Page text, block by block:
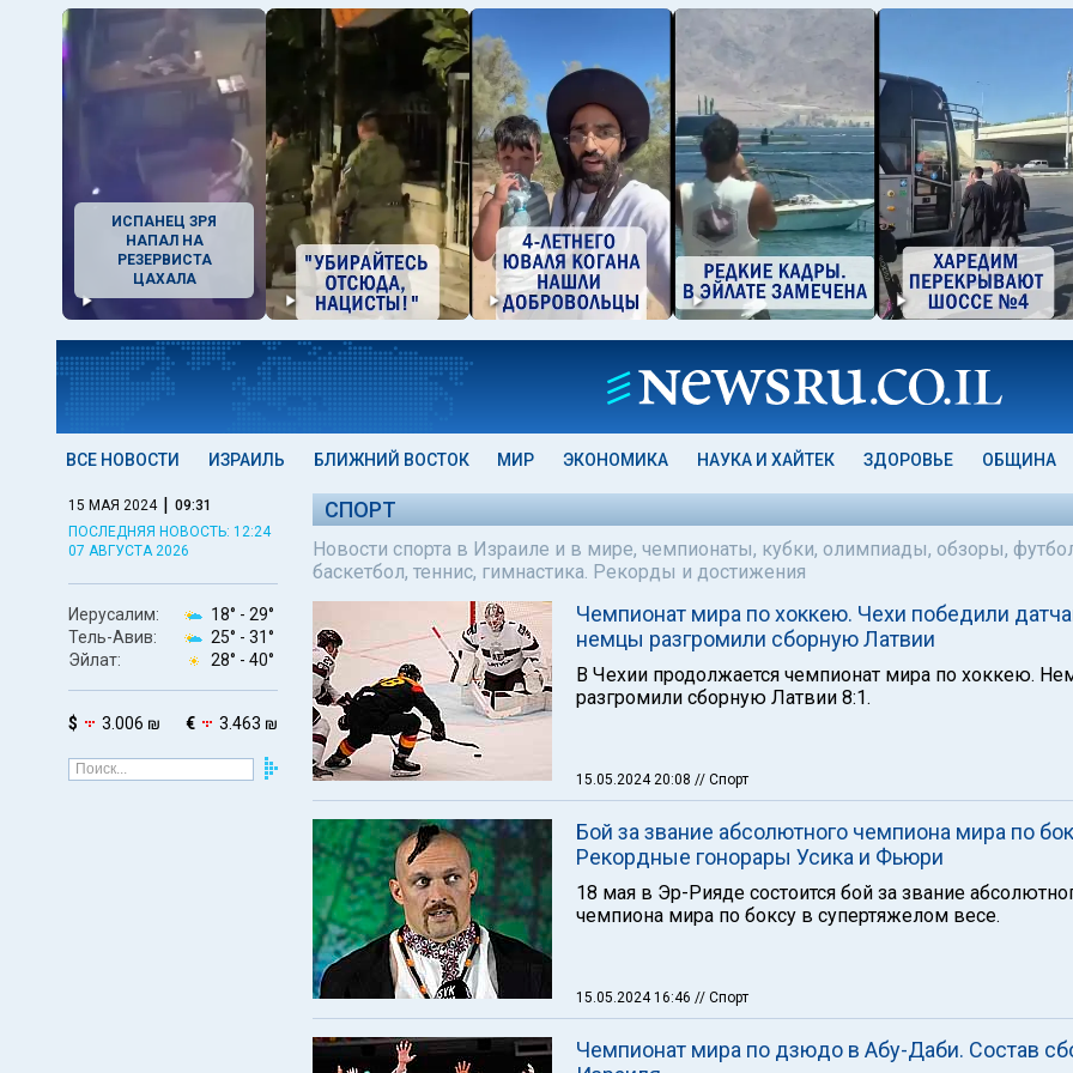
ИСПАНЕЦ ЗРЯ
НАПАЛ НА
РЕЗЕРВИСТА
ЦАХАЛА
ВСЕ НОВОСТИ ИЗРАИЛЬ БЛИЖНИЙ ВОСТОК МИР ЭКОНОМИКА НАУКА И ХАЙТЕК ЗДОРОВЬЕ ОБЩИНА
15 МАЯ 2024 | 09:31
ПОСЛЕДНЯЯ НОВОСТЬ: 12:24
07 АВГУСТА 2026
Иерусалим: 18° - 29°
Тель-Авив:
25° - 31°
Эйлат:
28° - 40°
$ 3.006 ₪ € 3.463 ₪
СПОРТ
Новости спорта в Израиле и в мире, чемпионаты, кубки, олимпиады, обзоры,
баскетбол, теннис, гимнастика. Рекорды и достижения
Чемпионат мира по хоккею. Чехи победили
немцы разгромили сборную Латвии
В Чехии продолжается чемпионат мира по хоккею.
разгромили сборную Латвии 8:1.
15.05.2024 20:08 // Спорт
Бой за звание абсолютного чемпиона мира по
Рекордные гонорары Усика и Фьюри
18 мая в Эр-Рияде состоится бой за звание
чемпиона мира по боксу в супертяжелом весе.
15.05.2024 16:46 // Спорт
Чемпионат мира по дзюдо в Абу-Даби. Состав